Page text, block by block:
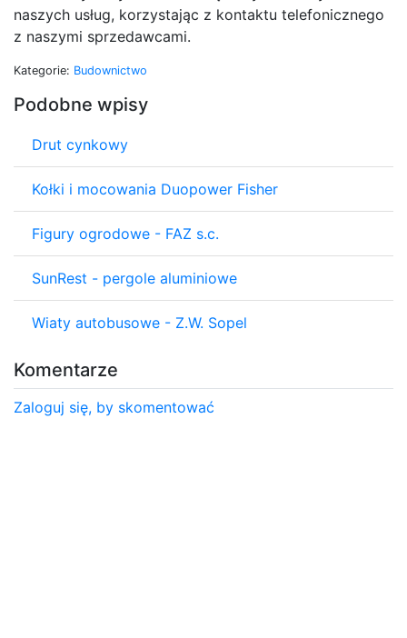
naszych usług, korzystając z kontaktu telefonicznego
z naszymi sprzedawcami.
Kategorie: Budownictwo
Podobne wpisy
Drut cynkowy
Kołki i mocowania Duopower Fisher
Figury ogrodowe - FAZ s.c.
SunRest - pergole aluminiowe
Wiaty autobusowe - Z.W. Sopel
Komentarze
Zaloguj się, by skomentować